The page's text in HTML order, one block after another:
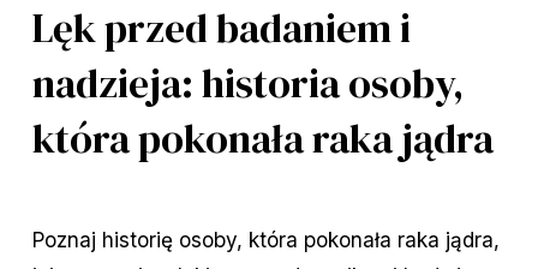
Lęk przed badaniem i
nadzieja: historia osoby,
która pokonała raka jądra
Poznaj historię osoby, która pokonała raka jądra,